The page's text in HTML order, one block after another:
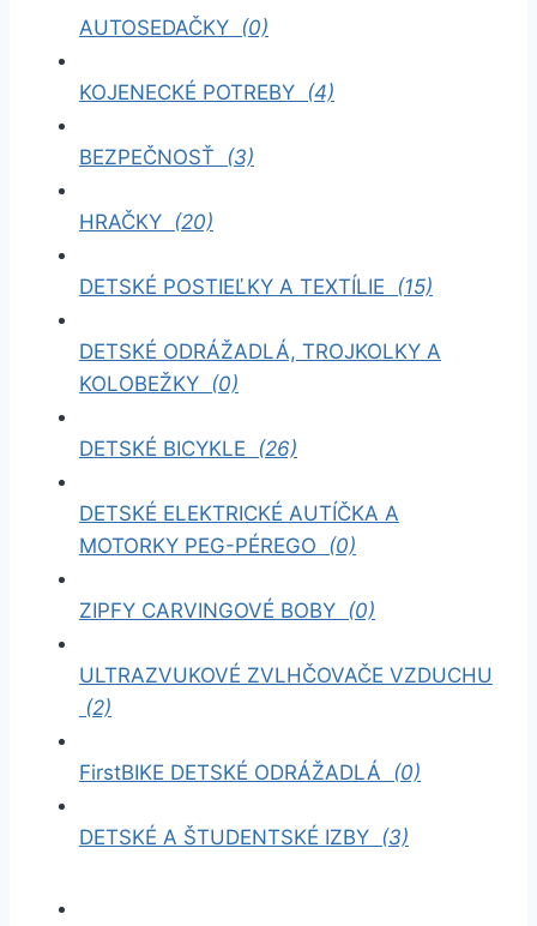
AUTOSEDAČKY (0)
KOJENECKÉ POTREBY (4)
BEZPEČNOSŤ (3)
HRAČKY (20)
DETSKÉ POSTIEĽKY A TEXTÍLIE (15)
DETSKÉ ODRÁŽADLÁ, TROJKOLKY A
KOLOBEŽKY (0)
DETSKÉ BICYKLE (26)
DETSKÉ ELEKTRICKÉ AUTÍČKA A
MOTORKY PEG-PÉREGO (0)
ZIPFY CARVINGOVÉ BOBY (0)
ULTRAZVUKOVÉ ZVLHČOVAČE VZDUCHU
(2)
FirstBIKE DETSKÉ ODRÁŽADLÁ (0)
DETSKÉ A ŠTUDENTSKÉ IZBY (3)